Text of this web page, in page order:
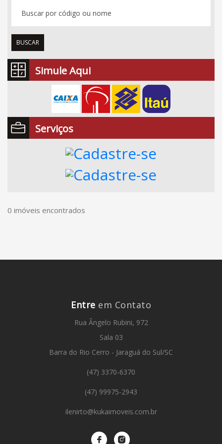
BUSCAR
Simule Aqui
Serviços
0 imóveis encontrados
Entre em Contato
Rua Ângelo Rubini, 972
Sala 03
Barra do Rio Cerro - Jaraguá do Sul/SC
(47) 3370-6370
(47) 99975-2943
ilenirto@kukaimoveis.com.br